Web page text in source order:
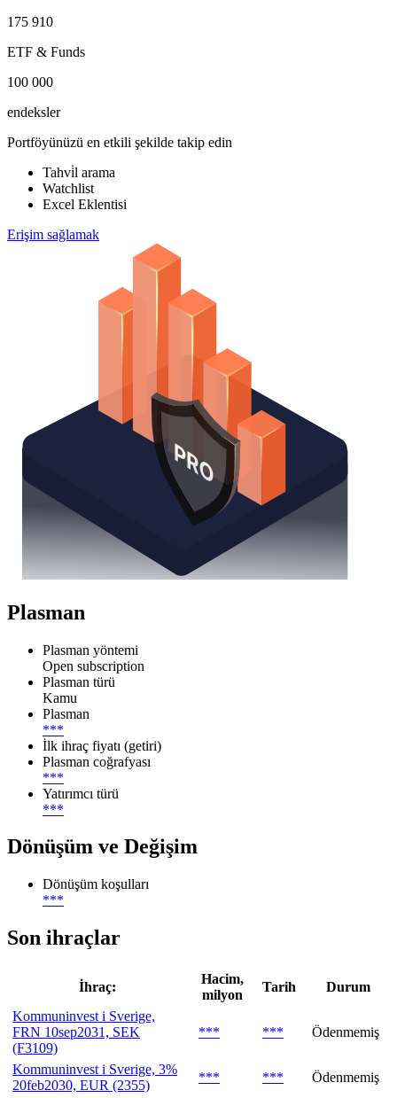
175 910
ETF & Funds
100 000
endeksler
Portföyünüzü en etkili şekilde takip edin
Tahvi̇l arama
Watchlist
Excel Eklentisi
Erişim sağlamak
Plasman
Plasman yöntemi
Open subscription
Plasman türü
Kamu
Plasman
***
İlk ihraç fiyatı (getiri)
Plasman coğrafyası
***
Yatırımcı türü
***
Dönüşüm ve Değişim
Dönüşüm koşulları
***
Son ihraçlar
İhraç:
Hacim,
milyon
Tarih
Durum
Kommuninvest i Sverige,
FRN 10sep2031, SEK
(F3109)
*** *** Ödenmemiş
Kommuninvest i Sverige, 3%
20feb2030, EUR (2355)
*** ***
Ödenmemiş